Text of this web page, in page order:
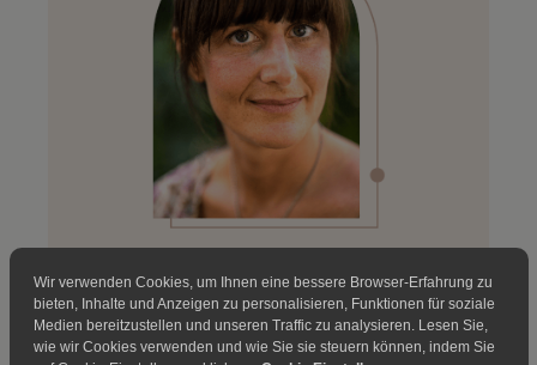
Karen Zettelmeyer
Methoden und Tools im Coaching
Wir verwenden Cookies, um Ihnen eine bessere Browser-Erfahrung zu
bieten, Inhalte und Anzeigen zu personalisieren, Funktionen für soziale
Medien bereitzustellen und unseren Traffic zu analysieren. Lesen Sie,
wie wir Cookies verwenden und wie Sie sie steuern können, indem Sie